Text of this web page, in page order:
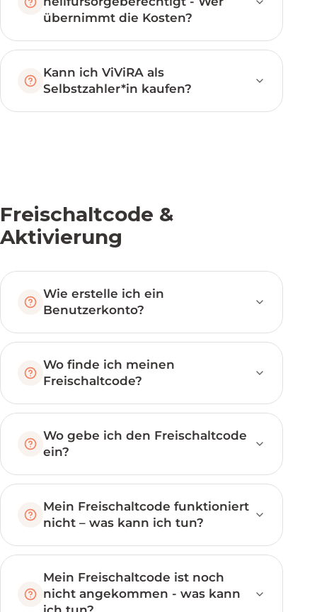
übernimmt die Kosten?
Kann ich ViViRA als
Selbstzahler*in kaufen?
Freischaltcode &
Aktivierung
Wie erstelle ich ein
Benutzerkonto?
Wo finde ich meinen
Freischaltcode?
Wo gebe ich den Freischaltcode
ein?
Mein Freischaltcode funktioniert
nicht – was kann ich tun?
Mein Freischaltcode ist noch
nicht angekommen - was kann